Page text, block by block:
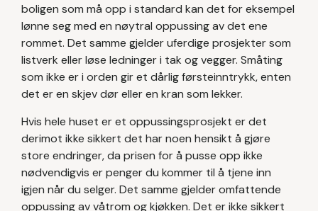
boligen som må opp i standard kan det for eksempel
lønne seg med en nøytral oppussing av det ene
rommet. Det samme gjelder uferdige prosjekter som
listverk eller løse ledninger i tak og vegger. Småting
som ikke er i orden gir et dårlig førsteinntrykk, enten
det er en skjev dør eller en kran som lekker.
Hvis hele huset er et oppussingsprosjekt er det
derimot ikke sikkert det har noen hensikt å gjøre
store endringer, da prisen for å pusse opp ikke
nødvendigvis er penger du kommer til å tjene inn
igjen når du selger. Det samme gjelder omfattende
oppussing av våtrom og kjøkken. Det er ikke sikkert